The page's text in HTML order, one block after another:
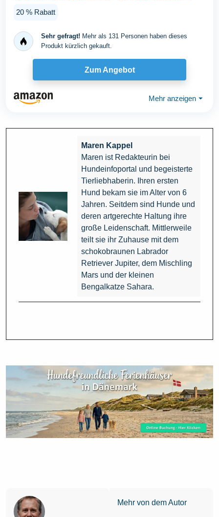
20 % Rabatt
Sehr gefragt! Mehr als 131 Personen haben dieses
Produkt kürzlich gekauft.
Zum Angebot
Mehr anzeigen ⏷
Maren Kappel
Maren ist Redakteurin bei
Hundeinfoportal und begeisterte
Tierliebhaberin. Ihren ersten
Hund bekam sie im Alter von 6
Jahren. Seitdem sind Hunde und
deren artgerechte Haltung ihre
große Leidenschaft. Mittlerweile
teilt sie ihr Zuhause mit dem
schokobraunen Labrador
Retriever Jupiter, dem Mischling
Mars und der kleinen
Bengalkatze Sahara.
Mehr von dem Autor